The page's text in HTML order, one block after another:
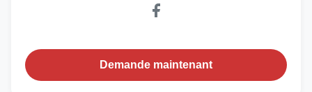
Demande maintenant